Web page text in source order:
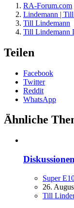
RA-Forum.com
Lindemann |
Till Lindemann
Till Lindemann
Teilen
Facebook
Twitter
Reddit
WhatsApp
Ähnliche
Super
26.
Till